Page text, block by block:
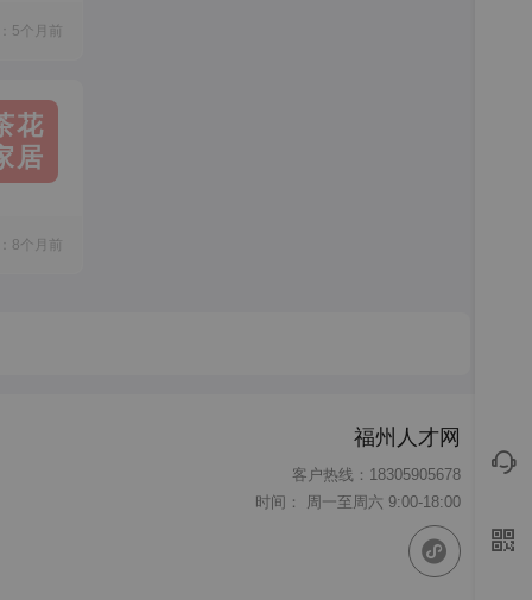
5个月前
花
居
8个月前
福州人才网
客户热线：18305905678
时间： 周一至周六 9:00-18:00